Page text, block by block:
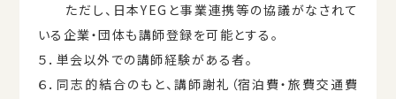
ただし、日本YEGと事業連携等の協議がなされて
いる企業・団体も講師登録を可能とする。
５．単会以外での講師経験がある者。
６．同志的結合のもと、講師謝礼（宿泊費・旅費交通費